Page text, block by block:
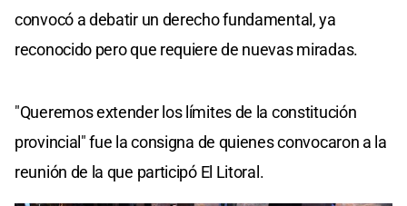
convocó a debatir un derecho fundamental, ya
reconocido pero que requiere de nuevas miradas.
"Queremos extender los límites de la constitución
provincial" fue la consigna de quienes convocaron a la
reunión de la que participó El Litoral.